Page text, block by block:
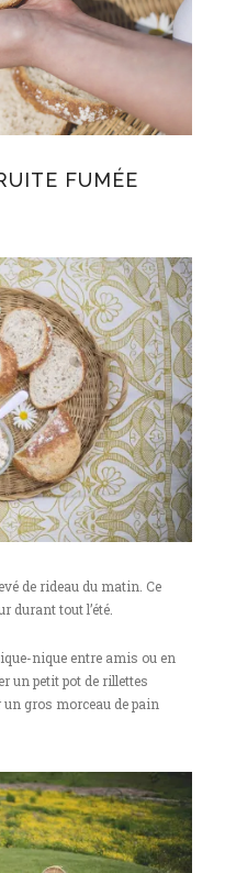
FUMÉE
de rideau du matin. Ce
durant tout l’été.
nique entre amis ou en
un petit pot de rillettes
gros morceau de pain